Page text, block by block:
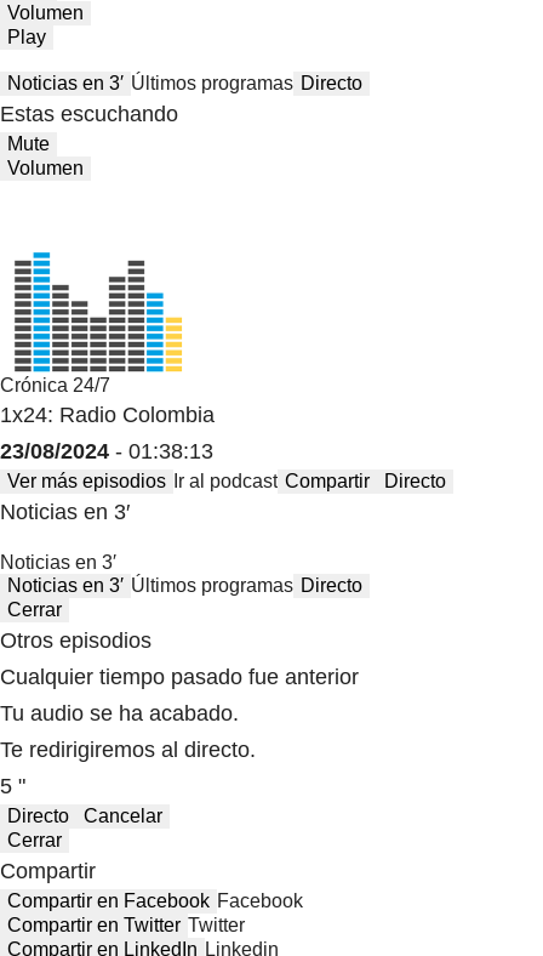
Volumen
Play
Noticias en 3′ Últimos programas Directo
Estas escuchando
Mute
Volumen
Crónica 24/7
1x24: Radio Colombia
23/08/2024 - 01:38:13
Ver más episodios Ir al podcast Compartir Directo
Noticias en 3′
Noticias en 3′
Noticias en 3′ Últimos programas Directo
Cerrar
Otros episodios
Cualquier tiempo pasado fue anterior
Tu audio se ha acabado.
Te redirigiremos al directo.
5 "
Directo
Cancelar
Cerrar
Compartir
Compartir en Facebook Facebook
Compartir en Twitter Twitter
Compartir en LinkedIn Linkedin